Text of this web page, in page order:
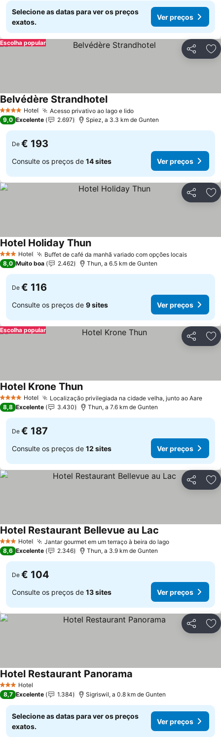
Selecione as datas para ver os preços
exatos.
Ver preços
Partilhar
Escolha popular
4 EstrelasHotel Acesso privativo ao lago e lido
Belvédère Strandhotel
9,0 Excelente 2.697 Spiez, a 3.3 km de Gunten
De € 193
Consulte os preços de 14 sites Ver preços
Partilhar
3 EstrelasHotel Buffet de café da manhã variado com opções locais
Hotel Holiday Thun
8,0 Muito boa 2.462 Thun, a 6.5 km de Gunten
De € 116
Consulte os preços de 9 sites Ver preços
Partilhar
Escolha popular
4 EstrelasHotel Localização privilegiada na cidade velha, junto ao Aare
Hotel Krone Thun
8,8 Excelente 3.430 Thun, a 7.6 km de Gunten
De € 187
Consulte os preços de 12 sites Ver preços
Partilhar
3 EstrelasHotel Jantar gourmet em um terraço à beira do lago
Hotel Restaurant Bellevue au Lac
8,6 Excelente 2.346 Thun, a 3.9 km de Gunten
De € 104
Consulte os preços de 13 sites Ver preços
Partilhar
3 EstrelasHotel
Hotel Restaurant Panorama
8,7 Excelente 1.384 Sigriswil, a 0.8 km de Gunten
Selecione as datas para ver os preços
exatos.
Ver preços